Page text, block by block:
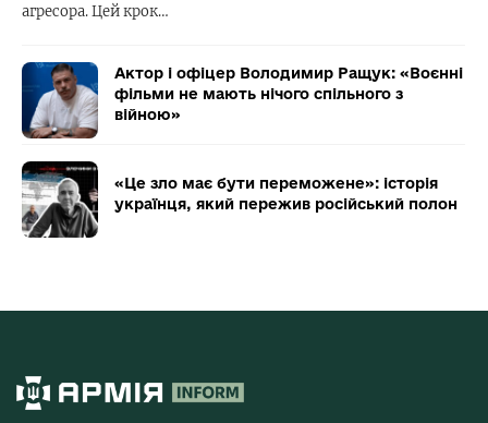
агресора. Цей крок…
Актор і офіцер Володимир Ращук: «Воєнні
фільми не мають нічого спільного з
війною»
«Це зло має бути переможене»: історія
українця, який пережив російський полон